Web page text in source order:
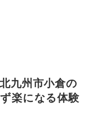
九州市小倉の
楽になる体験